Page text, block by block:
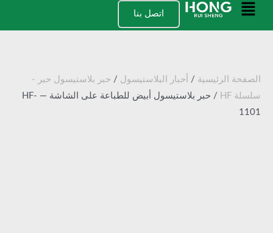
تخطيالقائمة
اتصل بنا
الصفحة الرئيسية / أحبار البلاستيسول / حبر بلاستيسول حبر -
سلسلة HF
/ حبر بلاستيسول أبيض للطباعة على الشاشة — HF-
1101